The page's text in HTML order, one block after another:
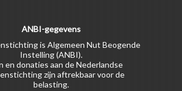
ANBI-gegevens
is Algemeen Nut Beogende
Instelling (ANBI).
en donaties aan de Nederlandse
zijn aftrekbaar voor de
belasting.